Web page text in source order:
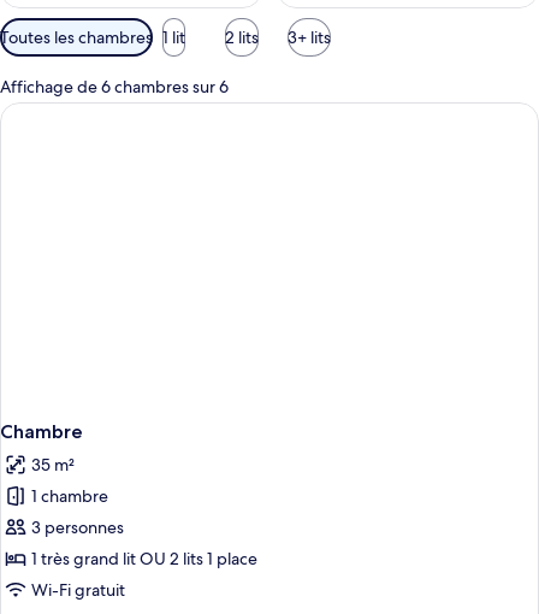
Filtres
disponibles
pour
les
Toutes les chambres 1 lit 2 lits 3+ lits
Affichage de 6 chambres sur 6
Chambre
35 m²
1 chambre
3 personnes
1 très grand lit OU 2 lits 1 place
Wi-Fi gratuit